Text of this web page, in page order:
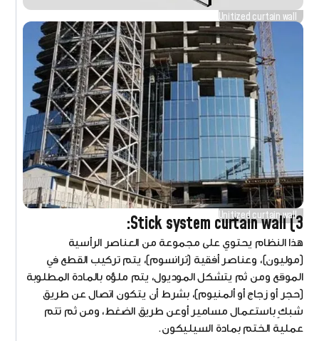
Unitized curtain wall
Unitized curtain wall3) Stick system curtain wall:
هذا النظام يحتوي على مجموعة من العناصر الرأسية
(موليون)، وعناصر أفقية (ترانسوم)، يتم تركيب القطع في
الموقع ومن ثم يتشكل الموديول، يتم ملؤه بالمادة المطلوبة
(حجر أو زجاج أو ألمنيوم)، بشرط أن يتكون اتصال عن طريق
شبكٍ باستعمال مسامير أوعن طريق الضغط، ومن ثم تتم
عملية الختم بمادة السيليكون.